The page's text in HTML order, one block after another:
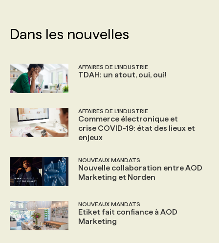
Dans les nouvelles
AFFAIRES DE L'INDUSTRIE
TDAH: un atout, oui, oui!
AFFAIRES DE L'INDUSTRIE
Commerce électronique et
crise COVID-19: état des lieux et
enjeux
NOUVEAUX MANDATS
Nouvelle collaboration entre AOD
Marketing et Norden
NOUVEAUX MANDATS
Etiket fait confiance à AOD
Marketing